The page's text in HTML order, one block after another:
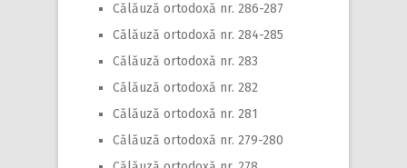
Călăuză ortodoxă nr. 286-287
Călăuză ortodoxă nr. 284-285
Călăuză ortodoxă nr. 283
Călăuză ortodoxă nr. 282
Călăuză ortodoxă nr. 281
Călăuză ortodoxă nr. 279-280